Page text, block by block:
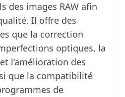
des images RAW afin
Il offre des
que la correction
optiques, la
l’amélioration des
que la compatibilité
de